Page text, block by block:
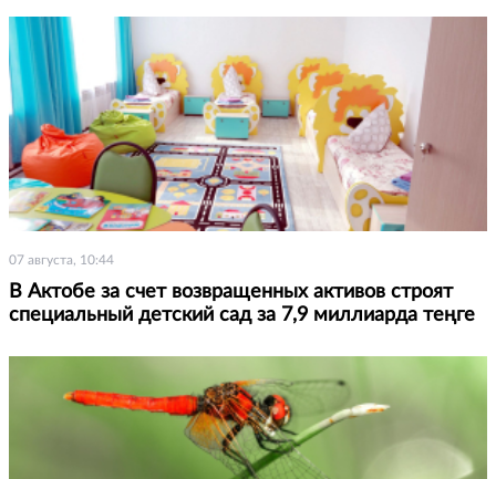
07 августа, 10:44
В Актобе за счет возвращенных активов строят
специальный детский сад за 7,9 миллиарда теңге